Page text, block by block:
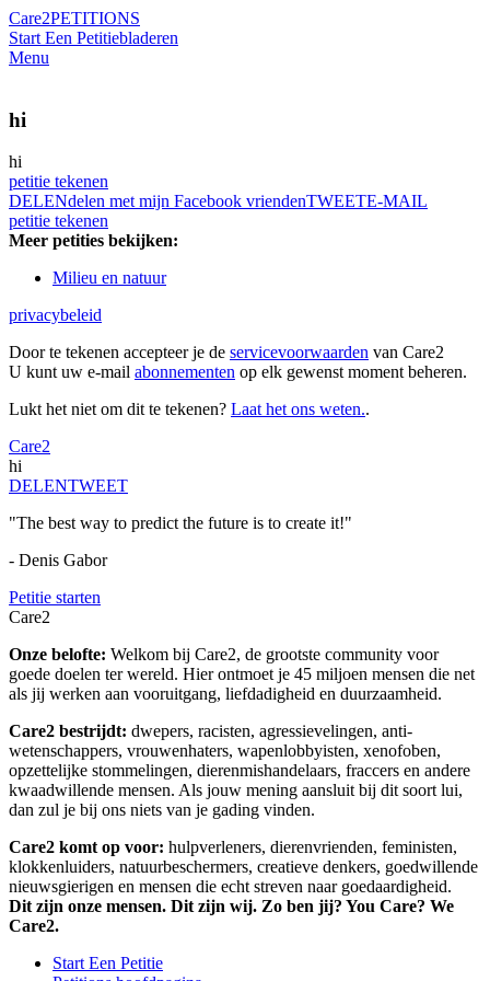
Care2PETITIONS
Start Een Petitiebladeren
Menu
hi
hi
petitie tekenen
DELENdelen met mijn Facebook vriendenTWEETE-MAIL
petitie tekenen
Meer petities bekijken:
Milieu en natuur
privacybeleid
Door te tekenen accepteer je de servicevoorwaarden van Care2
U kunt uw e-mail abonnementen op elk gewenst moment beheren.
Lukt het niet om dit te tekenen? Laat het ons weten..
Care2
hi
DELENTWEET
"The best way to predict the future is to create it!"
- Denis Gabor
Petitie starten
Care2
Onze belofte: Welkom bij Care2, de grootste community voor
goede doelen ter wereld. Hier ontmoet je 45 miljoen mensen die net
als jij werken aan vooruitgang, liefdadigheid en duurzaamheid.
Care2 bestrijdt: dwepers, racisten, agressievelingen, anti-
wetenschappers, vrouwenhaters, wapenlobbyisten, xenofoben,
opzettelijke stommelingen, dierenmishandelaars, fraccers en andere
kwaadwillende mensen. Als jouw mening aansluit bij dit soort lui,
dan zul je bij ons niets van je gading vinden.
Care2 komt op voor: hulpverleners, dierenvrienden, feministen,
klokkenluiders, natuurbeschermers, creatieve denkers, goedwillende
nieuwsgierigen en mensen die echt streven naar goedaardigheid.
Dit zijn onze mensen. Dit zijn wij. Zo ben jij? You Care? We
Care2.
Start Een Petitie